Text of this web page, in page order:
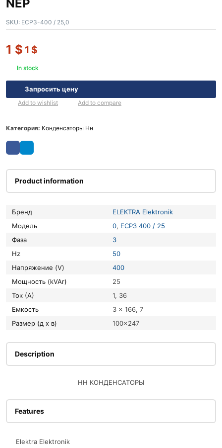
NEP
SKU: ECP3-400 / 25,0
1 $ 1 $
In stock
Запросить цену
Add to wishlist Add to compare
Категория: Конденсаторы Нн
Product information
Бренд
ELEKTRA Elektronik
Модель
0, ECP3 400 / 25
Фаза
3
Hz
50
Напряжение (V)
400
Мощность (kVAr)
25
Ток (А)
1, 36
Емкость
3 x 166, 7
Размер (д х в)
100×247
Description
НН КОНДЕНСАТОРЫ
Features
Elektra Elektronik